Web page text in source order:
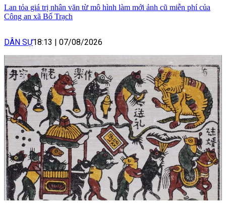
Lan tỏa giá trị nhân văn từ mô hình làm mới ảnh cũ miễn phí của
Công an xã Bố Trạch
DÂN SỰ18:13 07/08/2026